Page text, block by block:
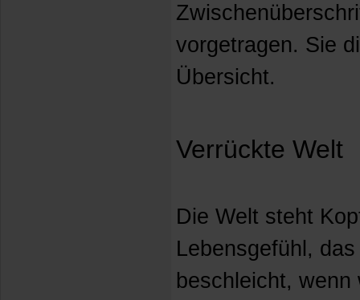
vorgetragen. Sie
Übersicht.
Verrückte Welt
Die Welt steht
Lebensgefühl,
beschleicht,